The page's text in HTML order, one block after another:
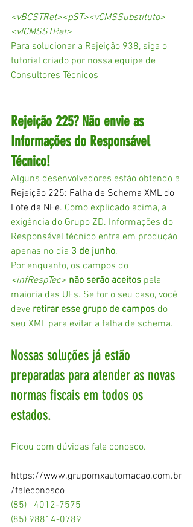
<vBCSTRet><pST><vCMSSubstituto>
<vICMSSTRet>
Para solucionar a Rejeição 938, siga o
tutorial criado por nossa equipe de
Consultores Técnicos
Rejeição 225? Não envie as
Informações do Responsável
Técnico!
Alguns desenvolvedores estão obtendo a
Rejeição 225: Falha de Schema XML do
Lote da NFe. Como explicado acima, a
exigência do Grupo ZD. Informações do
Responsável técnico entra em produção
apenas no dia 3 de junho.
Por enquanto, os campos do
<infRespTec> não serão aceitos pela
maioria das UFs. Se for o seu caso, você
deve retirar esse grupo de campos do
seu XML para evitar a falha de schema.
Nossas soluções já estão
preparadas para atender as novas
normas fiscais em todos os
estados.
Ficou com dúvidas fale conosco.
https://www.grupomxautomacao.com.br
/faleconosco
(85)   4012-7575
(85) 98814-0789